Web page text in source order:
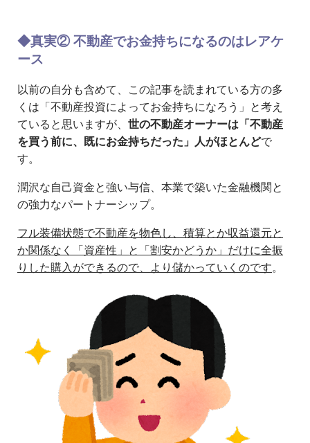
◆真実② 不動産でお金持ちになるのはレアケ
ース
以前の自分も含めて、この記事を読まれている方の多
くは「不動産投資によってお金持ちになろう」と考え
ていると思いますが、 世の不動産オーナーは「不動産
を買う前に、既にお金持ちだった」人がほとんどで
す。
潤沢な自己資金と強い与信、本業で築いた金融機関と
の強力なパートナーシップ。
フル装備状態で不動産を物色し、積算とか収益還元と
か関係なく「資産性」と「割安かどうか」だけに全振
りした購入ができるので、より儲かっていくのです。